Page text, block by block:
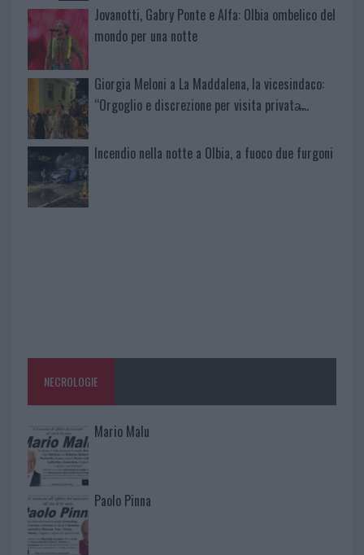
Jovanotti, Gabry Ponte e Alfa: Olbia ombelico del
mondo per una notte
Giorgia Meloni a La Maddalena, la vicesindaco:
“Orgoglio e discrezione per visita privata̶…
Incendio nella notte a Olbia, a fuoco due furgoni
NECROLOGIE
Mario Malu
Paolo Pinna